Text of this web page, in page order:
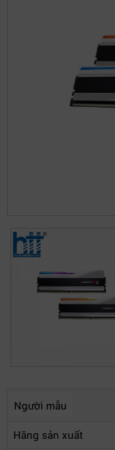
Người mẫu
Hãng sản xuất